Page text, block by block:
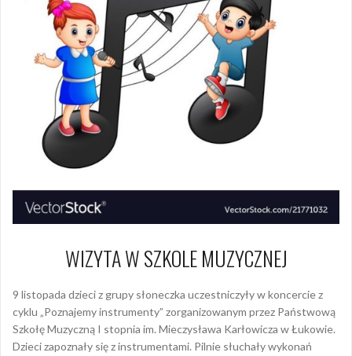
WIZYTA W SZKOLE MUZYCZNEJ
9 listopada dzieci z grupy słoneczka uczestniczyły w koncercie z
cyklu „Poznajemy instrumenty” zorganizowanym przez Państwową
Szkołę Muzyczną I stopnia im. Mieczysława Karłowicza w Łukowie.
Dzieci zapoznały się z instrumentami. Pilnie słuchały wykonań